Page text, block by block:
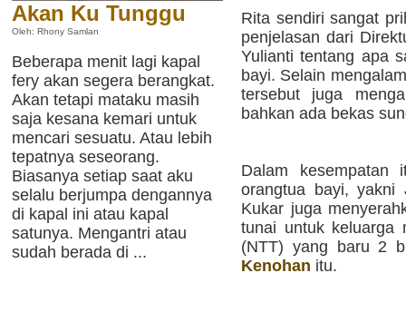
Akan Ku Tunggu
Oleh: Rhony Samlan
Beberapa menit lagi kapal
fery akan segera berangkat.
Akan tetapi mataku masih
saja kesana kemari untuk
mencari sesuatu. Atau lebih
tepatnya seseorang.
Biasanya setiap saat aku
selalu berjumpa dengannya
di kapal ini atau kapal
satunya. Mengantri atau
sudah berada di ...
Rita sendiri sangat
penjelasan dari
Yulianti tentang apa
bayi. Selain
tersebut juga
bahkan ada bekas
Dalam kesempatan
orangtua bayi,
Kukar juga
tunai untuk keluarga
(NTT) yang baru 2
Kenohan itu.